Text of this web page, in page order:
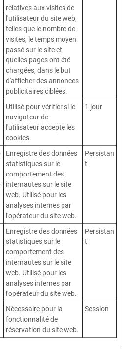
relatives aux visites de
l'utilisateur du site web,
telles que le nombre de
visites, le temps moyen
passé sur le site et
quelles pages ont été
chargées, dans le but
d'afficher des annonces
publicitaires ciblées.
Utilisé pour vérifier si le
navigateur de
l'utilisateur accepte les
cookies.
1 jour
Enregistre des données
statistiques sur le
comportement des
internautes sur le site
web. Utilisé pour les
analyses internes par
l'opérateur du site web.
Persistan
t
Enregistre des données
statistiques sur le
comportement des
internautes sur le site
web. Utilisé pour les
analyses internes par
l'opérateur du site web.
Persistan
t
Nécessaire pour la
fonctionnalité de
réservation du site web.
Session